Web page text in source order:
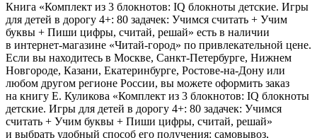
Книга «Комплект из 3 блокнотов: IQ блокноты детские. Игры
для детей в дорогу 4+: 80 задачек: Учимся считать + Учим
буквы + Пиши цифры, считай, решай» есть в наличии
в интернет-магазине «Читай-город» по привлекательной цене.
Если вы находитесь в Москве, Санкт-Петербурге, Нижнем
Новгороде, Казани, Екатеринбурге, Ростове-на-Дону или
любом другом регионе России, вы можете оформить заказ
на книгу Е. Куликова «Комплект из 3 блокнотов: IQ блокноты
детские. Игры для детей в дорогу 4+: 80 задачек: Учимся
считать + Учим буквы + Пиши цифры, считай, решай»
и выбрать удобный способ его получения: самовывоз,